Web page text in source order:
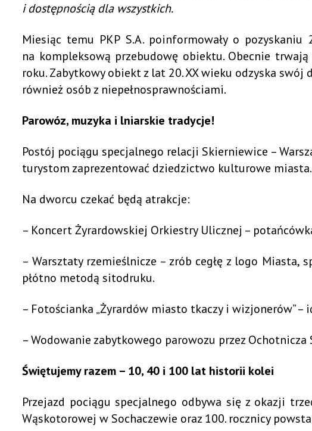
i dostępnością dla wszystkich.
Miesiąc temu PKP S.A. poinformowały o
na kompleksową przebudowę obiektu. Obecnie
roku. Zabytkowy obiekt z lat 20. XX wieku odzyska
również osób z niepełnosprawnościami.
Parowóz, muzyka i lniarskie tradycje!
Postój pociągu specjalnego relacji Skierniewice –
turystom zaprezentować dziedzictwo kulturowe miasta.
Na dworcu czekać będą atrakcje:
– Koncert Żyrardowskiej Orkiestry Ulicznej –
– Warsztaty rzemieślnicze – zrób cegłę z logo
płótno metodą sitodruku.
– Fotościanka „Żyrardów miasto tkaczy i wizjonerów”
– Wodowanie zabytkowego parowozu przez
Świętujemy razem – 10, 40 i 100 lat historii kolei
Przejazd pociągu specjalnego odbywa się z okazji
Wąskotorowej w Sochaczewie oraz 100. rocznicy